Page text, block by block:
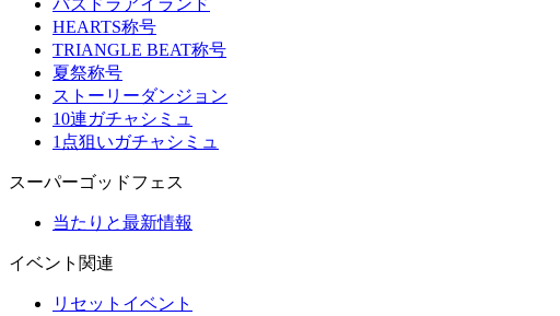
パズドラアイランド
HEARTS称号
TRIANGLE BEAT称号
夏祭称号
ストーリーダンジョン
10連ガチャシミュ
1点狙いガチャシミュ
スーパーゴッドフェス
当たりと最新情報
イベント関連
リセットイベント